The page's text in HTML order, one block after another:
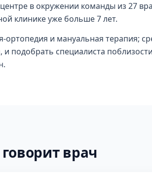
в окружении команды из 27
клинике уже больше 7 лет.
ортопедия и мануальная терапия;
и подобрать специалиста
.
врач